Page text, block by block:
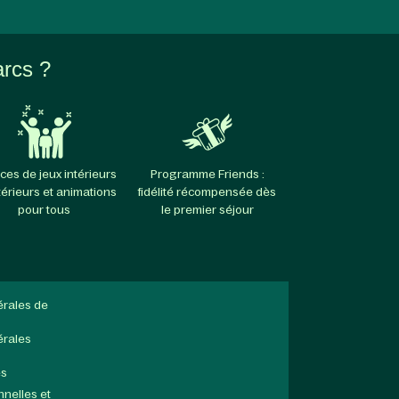
?
de jeux intérieurs
et animations
pour tous
Programme Friends :
fidélité récompensée dès
le premier séjour
de
et